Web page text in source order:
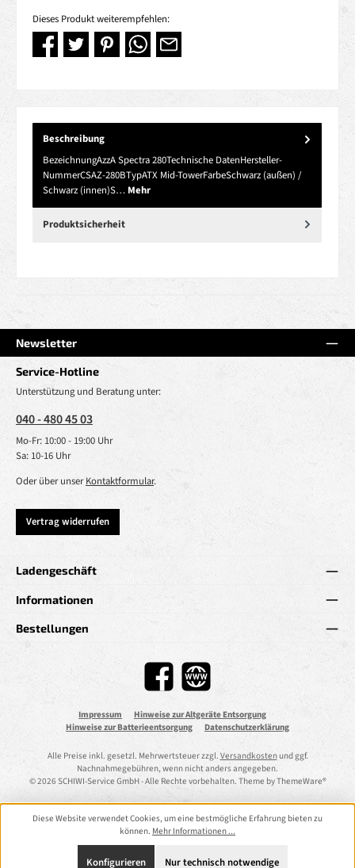
Dieses Produkt weiterempfehlen:
Beschreibung
BezeichnungAzzA Spectra 280Technische DatenHersteller-
NummerCSAZ-280BTypATX Mid-TowerFarbeSchwarz (außen) /
Schwarz (innen)S… Mehr
Produktsicherheit
Newsletter
Service-Hotline
Unterstützung und Beratung unter:
040 - 480 45 03
Mo-Fr: 10:00 - 19:00 Uhr
Sa: 10-16 Uhr
Oder über unserKontaktformular.
Vertrag widerrufen
Ladengeschäft
Informationen
Bestellungen
Facebook Website
Impressum
Hinweise zur Altgeräte Entsorgung
Hinweise zur Batterieentsorgung
Datenschutzerklärung
Alle Preise inkl. gesetzl. Mehrwertsteuer zzgl. Versandkostenund ggf.
Nachnahmegebühren, wenn nicht anders angegeben.
© 2026 SCHIWI-Service GmbH - Alle Rechte vorbehalten. Theme byThemeWare®
Diese Website verwendet Cookies, um eine bestmögliche Erfahrung bieten zu
können. Mehr Informationen ...
Nur technisch notwendige
Konfigurieren